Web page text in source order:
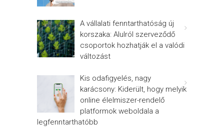
A vállalati fenntarthatóság új
korszaka: Alulról szerveződő
csoportok hozhatják el a valódi
változást
Kis odafigyelés, nagy
karácsony: Kiderült, hogy melyik
online élelmiszer-rendelő
platformok weboldala a
legfenntarthatóbb